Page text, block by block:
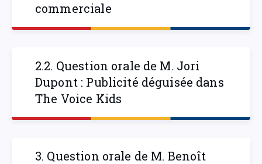
commerciale
2.2. Question orale de M. Jori
Dupont : Publicité déguisée dans
The Voice Kids
3. Question orale de M. Benoît